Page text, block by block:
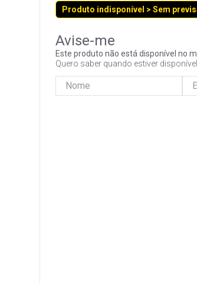
Produto indisponível > Sem
Este produto não está disponível no
Quero saber quando estiver disponível